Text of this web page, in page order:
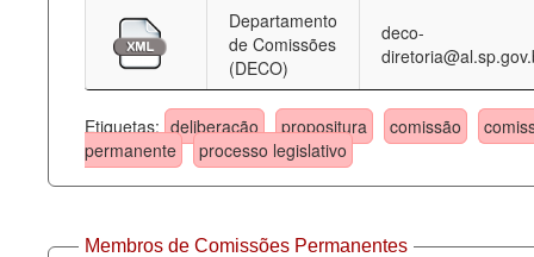
Departamento
de Comissões
(DECO)
deco-
Etiquetas: deliberação propositura comissão
permanente
processo legislativo
Membros de Comissões Permanentes